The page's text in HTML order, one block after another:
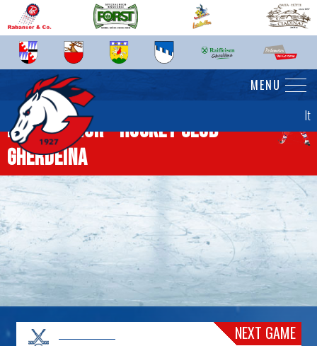
It
MENU
News junior - Hockey Club
Gherdëina
NEXT GAME